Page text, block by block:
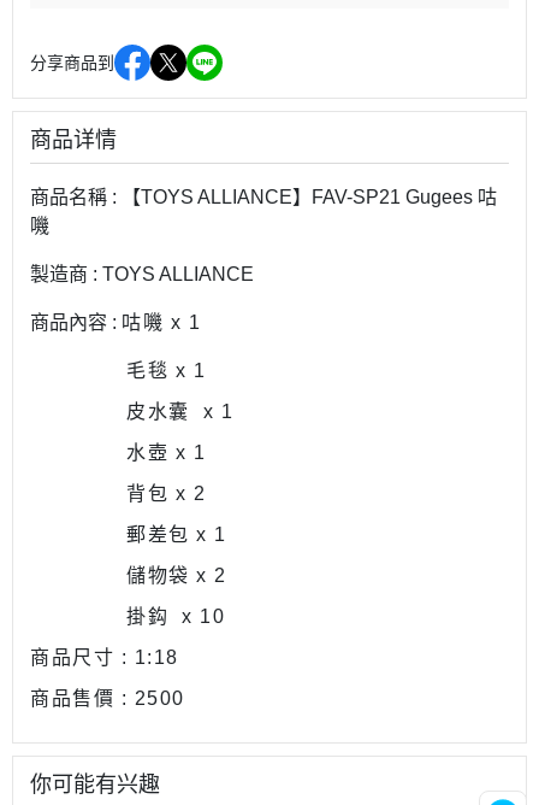
分享商品到
商品详情
商品名稱 : 【TOYS ALLIANCE】FAV-SP21 Gugees 咕
嘰
製造商 : TOYS ALLIANCE
商品內容 : 咕嘰 x 1
毛毯 x 1
皮水囊 x 1
水壺 x 1
背包 x 2
郵差包 x 1
儲物袋 x 2
掛鈎 x 10
商品尺寸 : 1:18
商品售價 : 2500
你可能有兴趣